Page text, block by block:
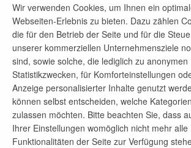
Praktikum Projektleitung/
(m/w/d)
vor 19 Stunden
ab sofort
Praktikum, praxisorientierte Studienarbeit
Elektrotechnik, Maschinenbau,
Wir verwenden Cookies, um Ihnen ein
Webseiten-Erlebnis zu bieten. Dazu zählen
die für den Betrieb der Seite und für die
unserer kommerziellen Unternehmensziele
sind, sowie solche, die lediglich zu anonymen
Statistikzwecken, für Komforteinstellungen
Anzeige personalisierter Inhalte genutzt
können selbst entscheiden, welche
zulassen möchten. Bitte beachten Sie, dass
Ihrer Einstellungen womöglich nicht mehr alle
Funktionalitäten der Seite zur Verfügung